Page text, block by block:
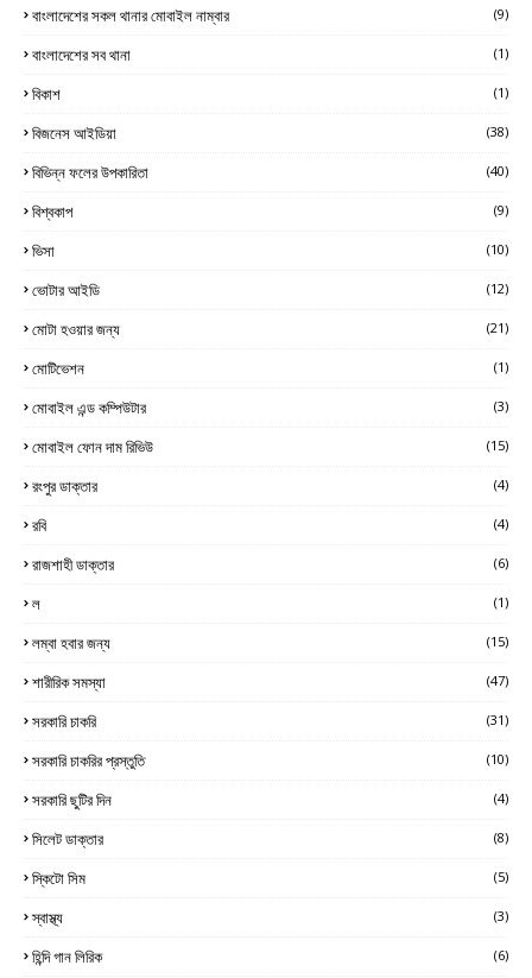
বাংলাদেশের সকল থানার মোবাইল নাম্বার (9)
বাংলাদেশের সব থানা (1)
বিকাশ (1)
বিজনেস আইডিয়া (38)
বিভিন্ন ফলের উপকারিতা (40)
বিশ্বকাপ (9)
ভিসা (10)
ভোটার আইডি (12)
মোটা হওয়ার জন্য (21)
মোটিভেশন (1)
মোবাইল এন্ড কম্পিউটার (3)
মোবাইল ফোন দাম রিভিউ (15)
রংপুর ডাক্তার (4)
রবি (4)
রাজশাহী ডাক্তার (6)
ল (1)
লম্বা হবার জন্য (15)
শারীরিক সমস্যা (47)
সরকারি চাকরি (31)
সরকারি চাকরির প্রস্তুতি (10)
সরকারি ছুটির দিন (4)
সিলেট ডাক্তার (8)
স্কিটো সিম (5)
স্বাস্থ্য (3)
হিন্দি গান লিরিক (6)